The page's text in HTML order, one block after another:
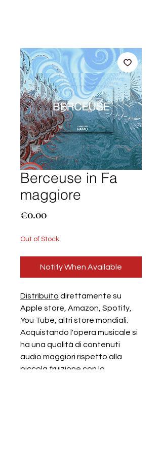
Berceuse in Fa
maggiore
€0.00Price
Out of Stock
Notify When Available
Distribuito direttamente su
Apple store, Amazon, Spotify,
You Tube, altri store mondiali.
Acquistando l'opera musicale si
ha una qualità di contenuti
audio maggiori rispetto alla
piccola fruizione con lo